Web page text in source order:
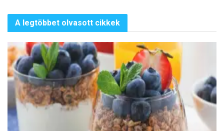
A legtöbbet olvasott cikkek